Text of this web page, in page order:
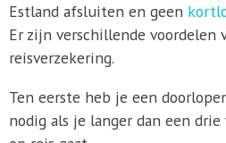
Estland afsluiten en geen
Er zijn verschillende voordelen
reisverzekering.
Ten eerste heb je een
nodig als je langer dan een